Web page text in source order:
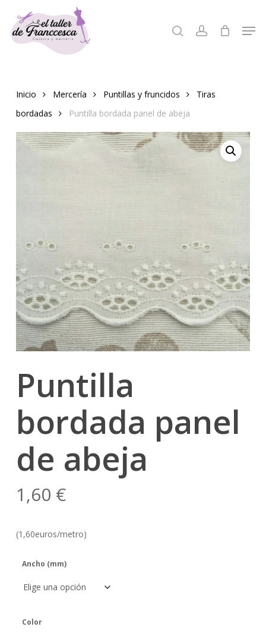
main
search account
Inicio Mercería Puntillas y fruncidos
Tiras
bordadas
Puntilla bordada panel de abeja
Puntilla
bordada panel
de abeja
1,60 €
(1,60euros/metro)
Ancho (mm)
Color
Close